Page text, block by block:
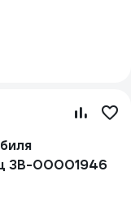
ЗВ-00001946